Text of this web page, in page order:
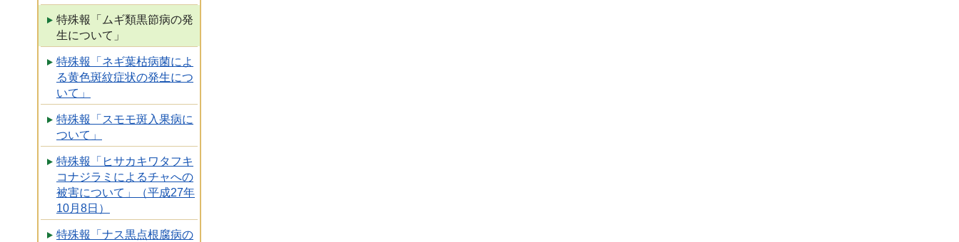
特殊報「ムギ類黒節病の発
生について」
特殊報「ネギ葉枯病菌によ
る黄色斑紋症状の発生につ
いて」
特殊報「スモモ斑入果病に
ついて」
特殊報「ヒサカキワタフキ
コナジラミによるチャへの
被害について」（平成27年
10月8日）
特殊報「ナス黒点根腐病の